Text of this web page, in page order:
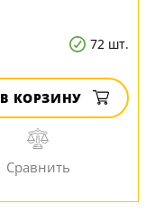
72 шт.
В КОРЗИНУ